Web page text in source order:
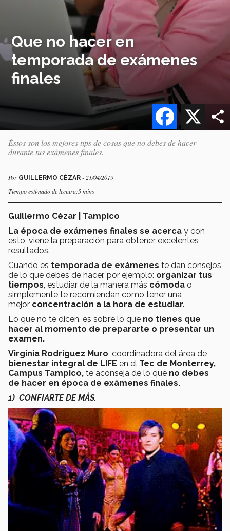
Que no hacer en
temporada de exámenes
finales
X
Facebook
Éstos son los mejores tips de cosas que no debes de hacer
durante tus exámenes finales.
Por GUILLERMO CÉZAR - 21/04/2019
Tiempo estimado de lectura:5 mins
Guillermo Cézar | Tampico
La época de exámenes finales se acerca y con
esto, viene la preparación para obtener excelentes
resultados.
Cuando es temporada de exámenes te dan consejos
de lo que debes de hacer, por ejemplo: organizar tus
tiempos , estudiar de la manera más cómoda o
simplemente te recomiendan como tener una
mejor concentración a la hora de estudiar.
Lo que no te dicen, es sobre lo que no tienes que
hacer al momento de prepararte o presentar un
examen.
Virginia Rodríguez Muro , coordinadora del área de
bienestar integral de LIFE en el Tec de Monterrey,
Campus Tampico, te aconseja de lo que no debes
de hacer en época de exámenes finales.
1) CONFIARTE DE MÁS.